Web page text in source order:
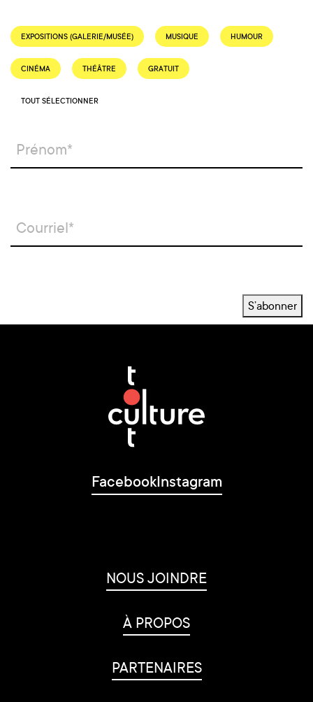
FacebookInstagram
NOUS JOINDRE
À PROPOS
PARTENAIRES
EXPOSITIONS (GALERIE/MUSÉE) MUSIQUE HUMOUR
CINÉMA THÉÂTRE GRATUIT
TOUT SÉLECTIONNER
S’abonner